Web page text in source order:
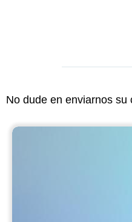
No dude en enviarnos